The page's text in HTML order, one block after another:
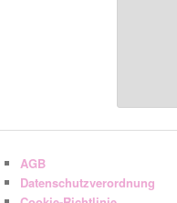
AGB
Datenschutzverordnung